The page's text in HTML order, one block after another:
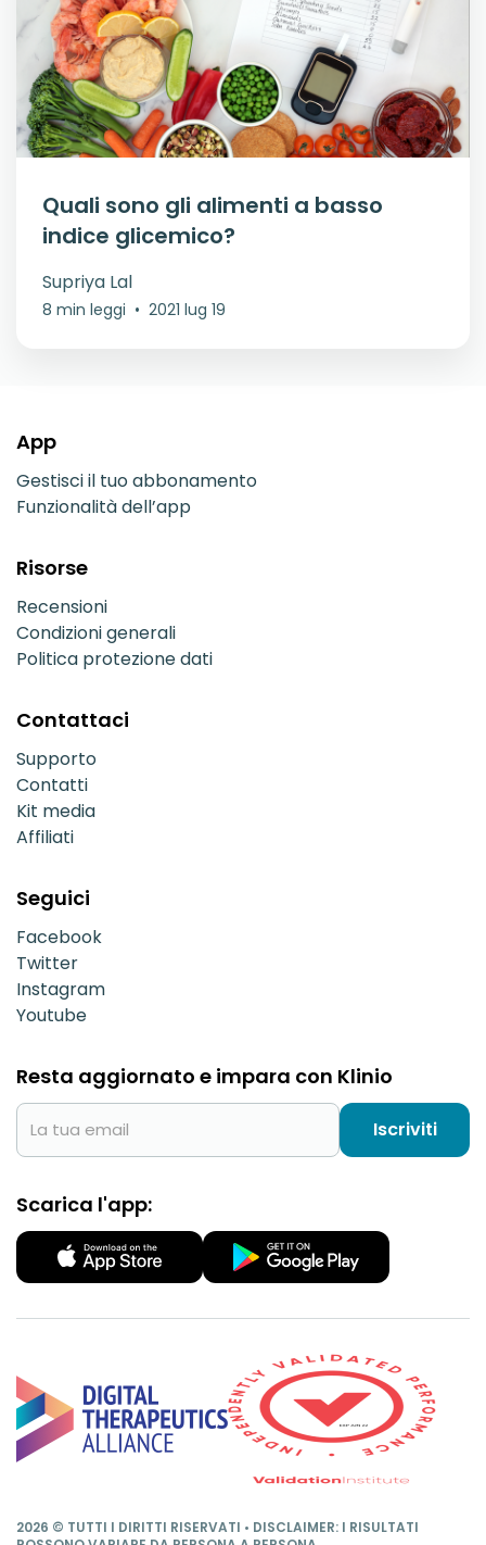
Quali sono gli alimenti a basso
indice glicemico?
Supriya Lal
8 min leggi • 2021 lug 19
App
Gestisci il tuo abbonamento
Funzionalità dell’app
Risorse
Recensioni
Condizioni generali
Politica protezione dati
Contattaci
Supporto
Contatti
Kit media
Affiliati
Seguici
Facebook
Twitter
Instagram
Youtube
Resta aggiornato e impara con Klinio
Iscriviti
Scarica l'app:
2026 © TUTTI I DIRITTI RISERVATI • DISCLAIMER: I RISULTATI